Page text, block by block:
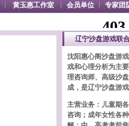
黄玉惠工作室 会员单位 专家团
辽宁沙盘游戏联
沈阳惠心阁沙盘游
戏和心理分析为主
理咨询师、高级沙
成，是辽宁沙盘游
主营业务：儿童期
咨询；成年女性各